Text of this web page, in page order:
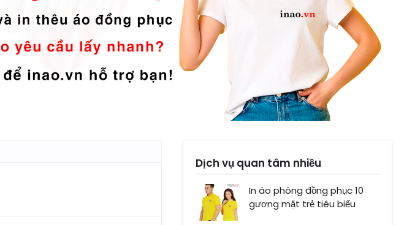
Dịch vụ quan tâm nhiều
In áo phông đồng phục 10
gương mặt trẻ tiêu biểu